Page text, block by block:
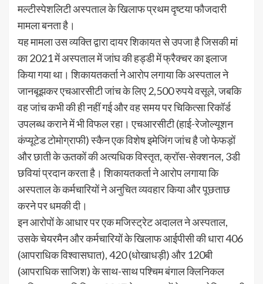
मल्टीस्पेशलिटी अस्पताल के खिलाफ प्रथम दृष्टया फौजदारी
मामला बनता है।
यह मामला उस व्यक्ति द्वारा दायर शिकायत से उपजा है जिसकी मां
का 2021 में अस्पताल में जांघ की हड्डी में फ्रैक्चर का इलाज
किया गया था। शिकायतकर्ता ने आरोप लगाया कि अस्पताल ने
जानबूझकर एचआरसीटी जांच के लिए 2,500 रुपये वसूले, जबकि
वह जांच कभी की ही नहीं गई और वह समय पर चिकित्सा रिकॉर्ड
उपलब्ध कराने में भी विफल रहा। एचआरसीटी (हाई-रेजोल्यूशन
कंप्यूटेड टोमोग्राफी) स्कैन एक विशेष इमेजिंग जांच है जो फेफड़ों
और छाती के ऊतकों की अत्यधिक विस्तृत, क्रॉस-सेक्शनल, 3डी
छवियां प्रदान करता है। शिकायतकर्ता ने आरोप लगाया कि
अस्पताल के कर्मचारियों ने अनुचित व्यवहार किया और पूछताछ
करने पर धमकी दी।
इन आरोपों के आधार पर एक मजिस्ट्रेट अदालत ने अस्पताल,
उसके चेयरमैन और कर्मचारियों के खिलाफ आईपीसी की धारा 406
(आपराधिक विश्वासघात), 420 (धोखाधड़ी) और 120बी
(आपराधिक साजिश) के साथ-साथ पश्चिम बंगाल क्लिनिकल